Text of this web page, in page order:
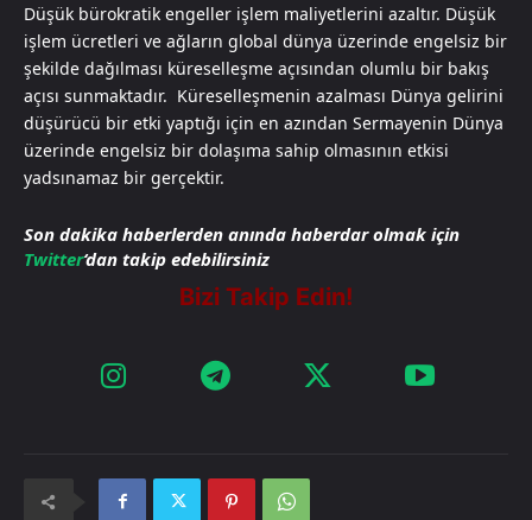
Düşük bürokratik engeller işlem maliyetlerini azaltır. Düşük
işlem ücretleri ve ağların global dünya üzerinde engelsiz bir
şekilde dağılması küreselleşme açısından olumlu bir bakış
açısı sunmaktadır. Küreselleşmenin azalması Dünya gelirini
düşürücü bir etki yaptığı için en azından Sermayenin Dünya
üzerinde engelsiz bir dolaşıma sahip olmasının etkisi
yadsınamaz bir gerçektir.
Son dakika haberlerden anında haberdar olmak için
Twitter‘dan takip edebilirsiniz